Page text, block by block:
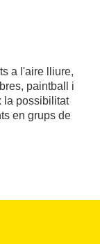
a l'aire lliure,
paintball i
la possibilitat
en grups de